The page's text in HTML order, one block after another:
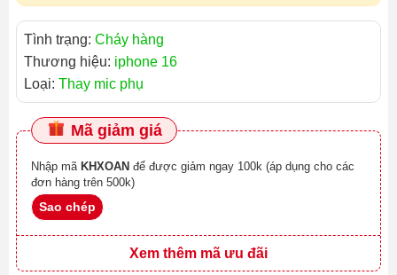
Tình trạng: Cháy hàng
Thương hiệu: iphone 16
Loại: Thay mic phụ
Mã giảm giá
Nhập mã KHXOAN
đơn hàng trên 500k)
Sao chép
Xem thêm mã ưu đãi